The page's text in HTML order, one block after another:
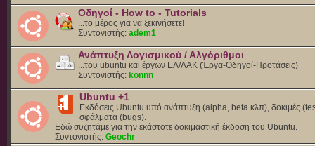
Οδηγοί - How to - Tutorials
...το μέρος για να ξεκινήσετε!
Συντονιστής: adem1
Ανάπτυξη Λογισμικού / Αλγόριθμοι
...του ubuntu και έργων ΕΛ/ΛΑΚ (Έργα-Οδηγοί-Προτάσεις)
Συντονιστής: konnn
Ubuntu +1
Εκδόσεις Ubuntu υπό ανάπτυξη (alpha, beta κλπ), δοκιμές
σφάλματα (bugs).
Eδώ συζητάμε για την εκάστοτε δοκιμαστική έκδοση του Ubuntu.
Συντονιστής: Geochr